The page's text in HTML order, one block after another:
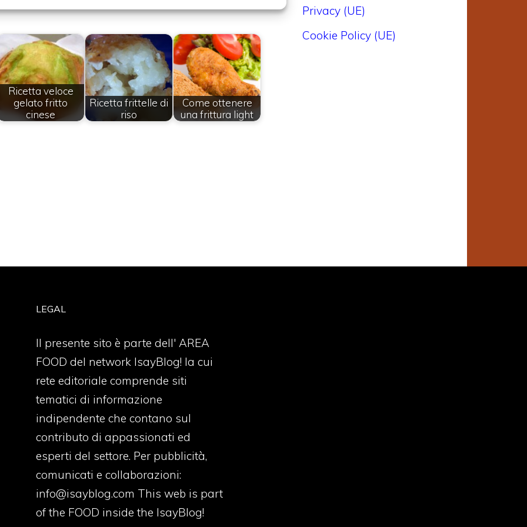
Ricetta veloce
gelato fritto
cinese
Ricetta frittelle di
riso
Come ottenere
una frittura light
Privacy (UE)
Cookie Policy (UE)
LEGAL
Il presente sito è parte dell' AREA
FOOD del network IsayBlog! la cui
rete editoriale comprende siti
tematici di informazione
indipendente che contano sul
contributo di appassionati ed
esperti del settore. Per pubblicità,
comunicati e collaborazioni:
info@isayblog.com This web is part
of the FOOD inside the IsayBlog!